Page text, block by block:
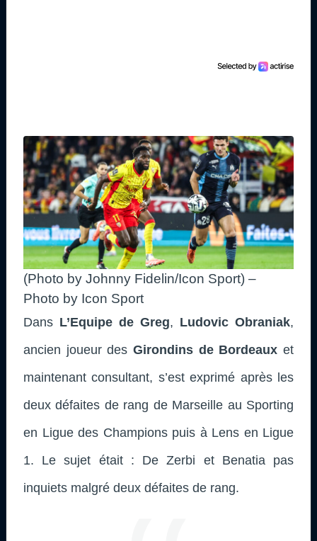
(Photo by Johnny Fidelin/Icon Sport) –
Photo by Icon Sport
Dans L’Equipe de Greg, Ludovic Obraniak,
ancien joueur des Girondins de Bordeaux et
maintenant consultant, s’est exprimé après les
deux défaites de rang de Marseille au Sporting
en Ligue des Champions puis à Lens en Ligue
1. Le sujet était : De Zerbi et Benatia pas
inquiets malgré deux défaites de rang.